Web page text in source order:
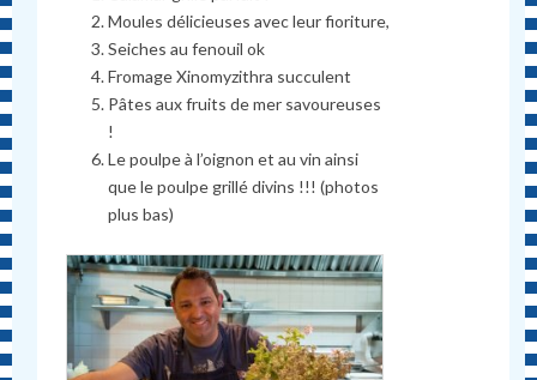
Moules délicieuses avec leur fioriture,
Seiches au fenouil ok
Fromage Xinomyzithra succulent
Pâtes aux fruits de mer savoureuses
!
Le poulpe à l’oignon et au vin ainsi
que le poulpe grillé divins !!! (photos
plus bas)